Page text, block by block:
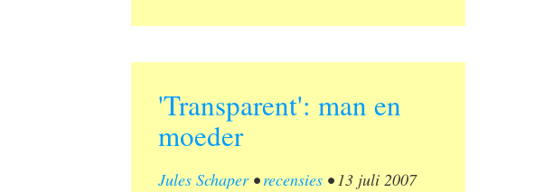
'Transparent': man en
moeder
Jules Schaper•recensies •13 juli 2007